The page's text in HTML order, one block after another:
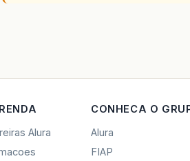
Alura
CONHECA O
Alura
FIAP